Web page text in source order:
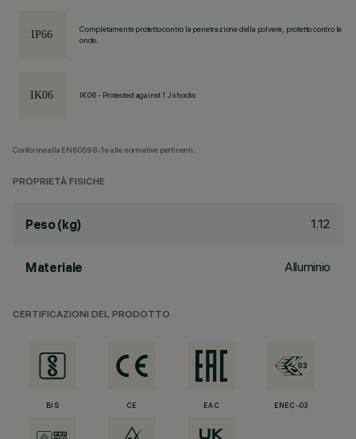
Completamente protetto contro la penetrazione della polvere, protetto contro le
onde.
IK06 - Protected against 1 J shocks
Conforme alla EN60598-1 e alle normative pertinenti.
PROPRIETÀ FISICHE
Peso (kg) 1.12
Materiale Alluminio
CERTIFICAZIONI DEL PRODOTTO
BIS CE EAC ENEC-03